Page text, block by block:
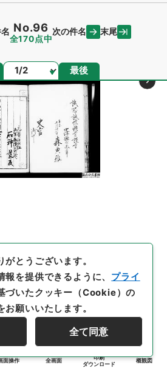
No.96
全170点中
次の件名 末尾
ページ 最後
面操作 全画面
印刷
ダウンロード
概観図
とうございます。
を提供できるように、 プライ
づいたクッキー（Cookie）の
願いいたします。
全て同意